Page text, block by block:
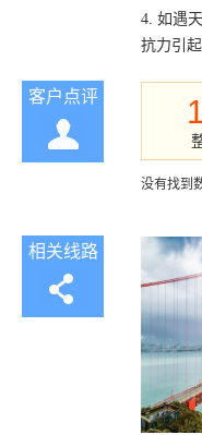
4. 如遇
抗力引
客户点评
没有找到
相关线路